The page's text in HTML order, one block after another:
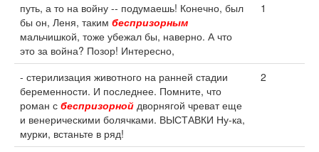
путь, а то на войну -- подумаешь! Конечно, был
бы он, Леня, таким беспризорным
мальчишкой, тоже убежал бы, наверно. А что
это за война? Позор! Интересно,
1
- стерилизация животного на ранней стадии
беременности. И последнее. Помните, что
роман с беспризорной дворнягой чреват еще
и венерическими болячками. ВЫСТАВКИ Ну-ка,
мурки, встаньте в ряд!
2